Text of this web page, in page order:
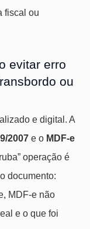
fiscal ou
evitar erro
ou
e digital. A
2007 e o MDF-e
operação é
documento:
MDF-e não
e o que foi